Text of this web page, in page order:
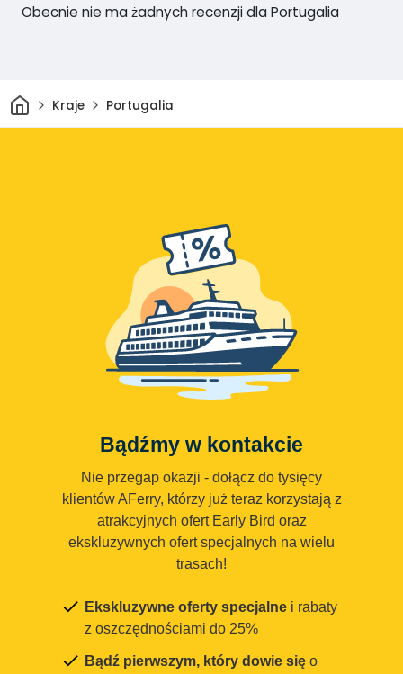
Obecnie nie ma żadnych recenzji dla Portugalia
DomKraje Portugalia
Bądźmy w kontakcie
Nie przegap okazji - dołącz do tysięcy
klientów AFerry, którzy już teraz korzystają z
atrakcyjnych ofert Early Bird oraz
ekskluzywnych ofert specjalnych na wielu
trasach!
Ekskluzywne oferty specjalne i rabaty
z oszczędnościami do 25%
Bądź pierwszym, który dowie się o